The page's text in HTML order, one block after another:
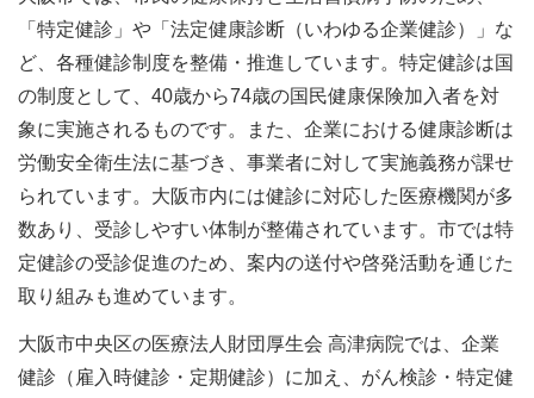
「特定健診」や「法定健康診断（いわゆる企業健診）」な
ど、各種健診制度を整備・推進しています。特定健診は国
の制度として、40歳から74歳の国民健康保険加入者を対
象に実施されるものです。また、企業における健康診断は
労働安全衛生法に基づき、事業者に対して実施義務が課せ
られています。大阪市内には健診に対応した医療機関が多
数あり、受診しやすい体制が整備されています。市では特
定健診の受診促進のため、案内の送付や啓発活動を通じた
取り組みも進めています。
大阪市中央区の医療法人財団厚生会 高津病院では、企業
健診（雇入時健診・定期健診）に加え、がん検診・特定健